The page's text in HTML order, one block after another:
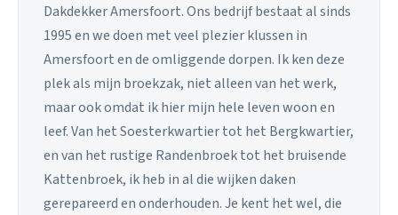
Dakdekker Amersfoort. Ons bedrijf bestaat al sinds
1995 en we doen met veel plezier klussen in
Amersfoort en de omliggende dorpen. Ik ken deze
plek als mijn broekzak, niet alleen van het werk,
maar ook omdat ik hier mijn hele leven woon en
leef. Van het Soesterkwartier tot het Bergkwartier,
en van het rustige Randenbroek tot het bruisende
Kattenbroek, ik heb in al die wijken daken
gerepareerd en onderhouden. Je kent het wel, die